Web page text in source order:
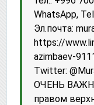
WhatsApp,
Эл.почта:
httрs://
azimbaev-
Twitter:
ОЧЕНЬ
правом